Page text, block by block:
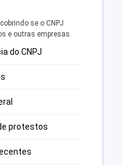
se o CNPJ
e outras empresas.
do CNPJ
protestos